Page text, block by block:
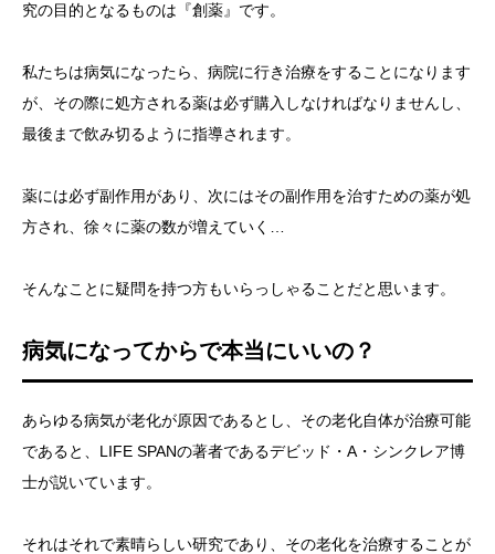
究の目的となるものは『創薬』です。
私たちは病気になったら、病院に行き治療をすることになります
が、その際に処方される薬は必ず購入しなければなりませんし、
最後まで飲み切るように指導されます。
薬には必ず副作用があり、次にはその副作用を治すための薬が処
方され、徐々に薬の数が増えていく…
そんなことに疑問を持つ方もいらっしゃることだと思います。
病気になってからで本当にいいの？
あらゆる病気が老化が原因であるとし、その老化自体が治療可能
であると、LIFE SPANの著者であるデビッド・A・シンクレア博
士が説いています。
それはそれで素晴らしい研究であり、その老化を治療することが